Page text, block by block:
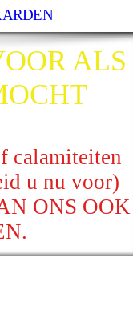
ALS
calamiteiten
u nu voor)
ONS OOK